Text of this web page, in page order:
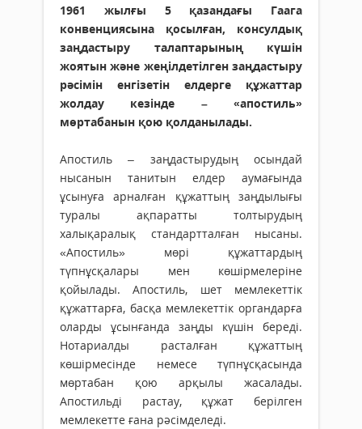
1961 жылғы 5 қазандағы Гаага
конвенциясына қосылған, консулдық
заңдастыру талаптарының күшін
жоятын және жеңілдетілген заңдастыру
рәсімін енгізетін елдерге құжаттар
жолдау кезінде – «апостиль»
мөртабанын қою қолданылады.
Апостиль – заңдастырудың осындай
нысанын танитын елдер аумағында
ұсынуға арналған құжаттың заңдылығы
туралы ақпаратты толтырудың
халықаралық стандартталған нысаны.
«Апостиль» мөрі құжаттардың
түпнұсқалары мен көшірмелеріне
қойылады. Апостиль, шет мемлекеттік
құжаттарға, басқа мемлекеттік органдарға
оларды ұсынғанда заңды күшін береді.
Нотариалды расталған құжаттың
көшірмесінде немесе түпнұсқасында
мөртабан қою арқылы жасалады.
Апостильді растау, құжат берілген
мемлекетте ғана рәсімделеді.